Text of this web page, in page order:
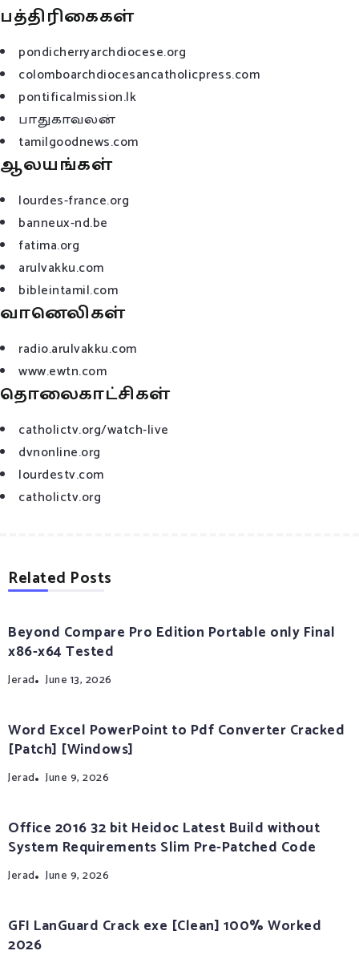
பத்திரிகைகள்
pondicherryarchdiocese.org
colomboarchdiocesancatholicpress.com
pontificalmission.lk
பாதுகாவலன்
tamilgoodnews.com
ஆலயங்கள்
lourdes-france.org
banneux-nd.be
fatima.org
arulvakku.com
bibleintamil.com
வானெலிகள்
radio.arulvakku.com
www.ewtn.com
தொலைகாட்சிகள்
catholictv.org/watch-live
dvnonline.org
lourdestv.com
catholictv.org
Related Posts
Beyond Compare Pro Edition Portable only Final
x86-x64 Tested
Jerad June 13, 2026
Word Excel PowerPoint to Pdf Converter Cracked
[Patch] [Windows]
Jerad June 9, 2026
Office 2016 32 bit Heidoc Latest Build without
System Requirements Slim Pre-Patched Code
Jerad June 9, 2026
GFI LanGuard Crack exe [Clean] 100% Worked
2026